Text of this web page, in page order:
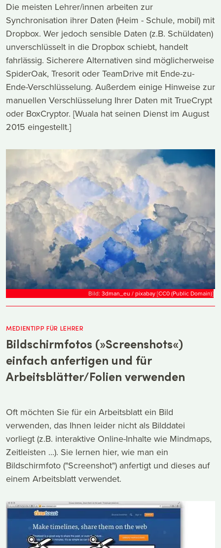
Die meisten Lehrer/innen arbeiten zur
Synchronisation ihrer Daten (Heim - Schule, mobil) mit
Dropbox. Wer jedoch sensible Daten (z.B. Schüldaten)
unverschlüsselt in die Dropbox schiebt, handelt
fahrlässig. Sicherere Alternativen sind möglicherweise
SpiderOak, Tresorit oder TeamDrive mit Ende-zu-
Ende-Verschlüsselung. Außerdem einige Hinweise zur
manuellen Verschlüsselung Ihrer Daten mit TrueCrypt
oder BoxCryptor. [Wuala hat seinen Dienst im August
2015 eingestellt.]
Bild: 3dman_eu / pixabay[CC0 (Public Domain)]
MEDIENTIPP FÜR LEHRER
Bildschirmfotos (»Screenshots«)
einfach anfertigen und für
Arbeitsblätter/Folien verwenden
Oft möchten Sie für ein Arbeitsblatt ein Bild
verwenden, das Ihnen leider nicht als Bilddatei
vorliegt (z.B. interaktive Online-Inhalte wie Mindmaps,
Zeitleisten ...). Sie lernen hier, wie man ein
Bildschirmfoto ("Screenshot") anfertigt und dieses auf
einem Arbeitsblatt verwendet.